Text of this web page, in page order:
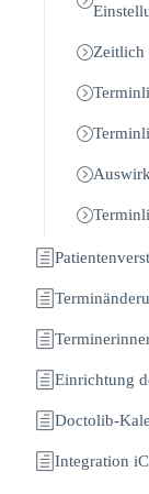
Zeitlich
Einrichtung
Doctolib-
Integration